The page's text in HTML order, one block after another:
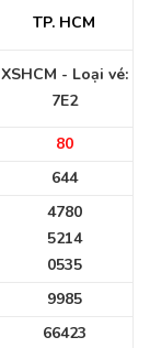
TP. HCM
XSHCM - Loại vé:
7E2
80
644
4780
5214
0535
9985
66423